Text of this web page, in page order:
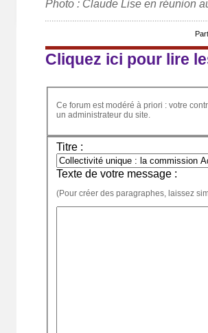
Photo : Claude Lise en réunion
Cliquez ici pour lire
Ce forum est modéré à priori : votre
un administrateur du site.
Titre :
Texte de votre message :
(Pour créer des paragraphes, laissez